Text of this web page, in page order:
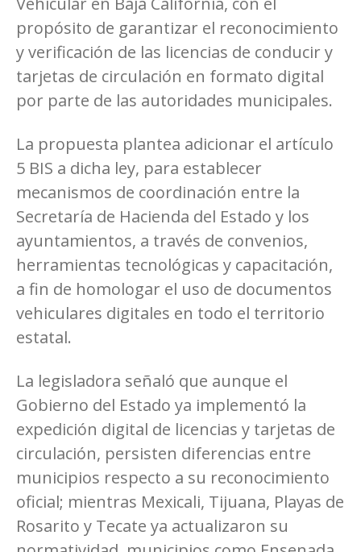
propósito de garantizar el reconocimiento
y verificación de las licencias de conducir y
tarjetas de circulación en formato digital
por parte de las autoridades municipales.
La propuesta plantea adicionar el artículo
5 BIS a dicha ley, para establecer
mecanismos de coordinación entre la
Secretaría de Hacienda del Estado y los
ayuntamientos, a través de convenios,
herramientas tecnológicas y capacitación,
a fin de homologar el uso de documentos
vehiculares digitales en todo el territorio
estatal.
La legisladora señaló que aunque el
Gobierno del Estado ya implementó la
expedición digital de licencias y tarjetas de
circulación, persisten diferencias entre
municipios respecto a su reconocimiento
oficial; mientras Mexicali, Tijuana, Playas de
Rosarito y Tecate ya actualizaron su